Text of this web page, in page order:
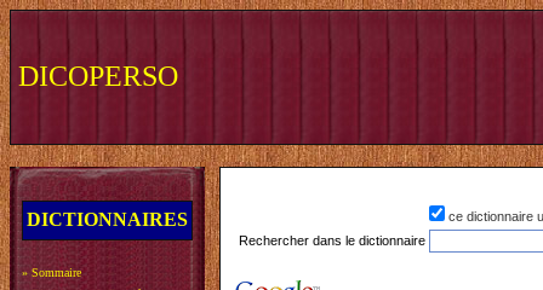
DICOPERSO
DICTIONNAIRES
» Sommaire
ce dictionnaire
Rechercher dans le dictionnaire